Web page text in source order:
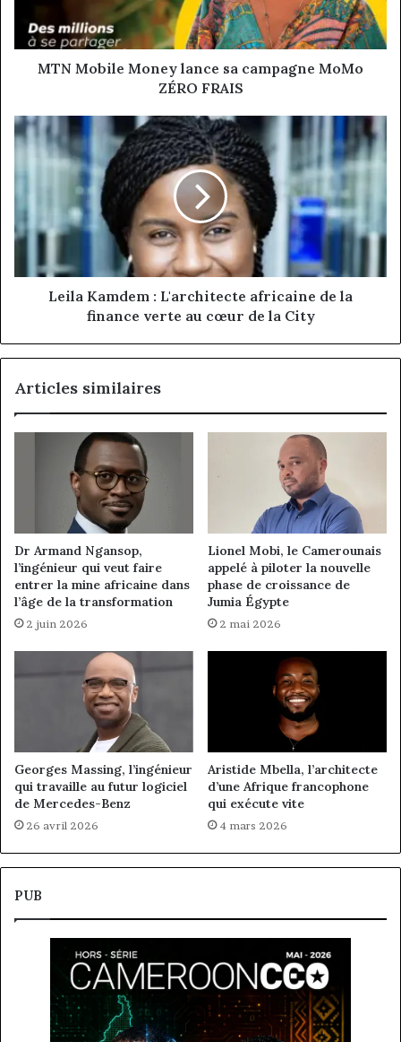
ZÉRO
FRAIS
MTN Mobile Money lance sa campagne MoMo
ZÉRO FRAIS
Leila
Kamdem
la
verte
Leila Kamdem : L'architecte africaine de la
finance verte au cœur de la City
Articles similaires
Dr Armand Ngansop,
l’ingénieur qui veut faire
entrer la mine africaine dans
l’âge de la transformation
2 juin 2026
Lionel Mobi, le Camerounais
appelé à piloter la nouvelle
phase de croissance de
Jumia Égypte
2 mai 2026
Georges Massing, l’ingénieur
qui travaille au futur logiciel
de Mercedes-Benz
26 avril 2026
Aristide Mbella, l’architecte
d’une Afrique francophone
qui exécute vite
4 mars 2026
PUB